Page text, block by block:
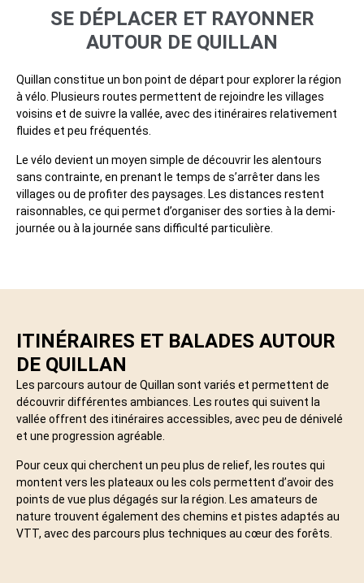
SE DÉPLACER ET RAYONNER
AUTOUR DE QUILLAN
Quillan constitue un bon point de départ pour explorer la région
à vélo. Plusieurs routes permettent de rejoindre les villages
voisins et de suivre la vallée, avec des itinéraires relativement
fluides et peu fréquentés.
Le vélo devient un moyen simple de découvrir les alentours
sans contrainte, en prenant le temps de s’arrêter dans les
villages ou de profiter des paysages. Les distances restent
raisonnables, ce qui permet d’organiser des sorties à la demi-
journée ou à la journée sans difficulté particulière.
ITINÉRAIRES ET BALADES AUTOUR
DE QUILLAN
Les parcours autour de Quillan sont variés et permettent de
découvrir différentes ambiances. Les routes qui suivent la
vallée offrent des itinéraires accessibles, avec peu de dénivelé
et une progression agréable.
Pour ceux qui cherchent un peu plus de relief, les routes qui
montent vers les plateaux ou les cols permettent d’avoir des
points de vue plus dégagés sur la région. Les amateurs de
nature trouvent également des chemins et pistes adaptés au
VTT, avec des parcours plus techniques au cœur des forêts.